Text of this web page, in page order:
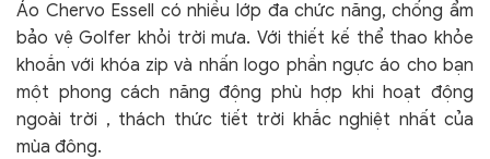
Áo Chervo Essell có nhiều lớp đa chức năng, chống ẩm
bảo vệ Golfer khỏi trời mưa. Với thiết kế thể thao khỏe
khoắn với khóa zip và nhấn logo phần ngực áo cho bạn
một phong cách năng động phù hợp khi hoạt động
ngoài trời , thách thức tiết trời khắc nghiệt nhất của
mùa đông.